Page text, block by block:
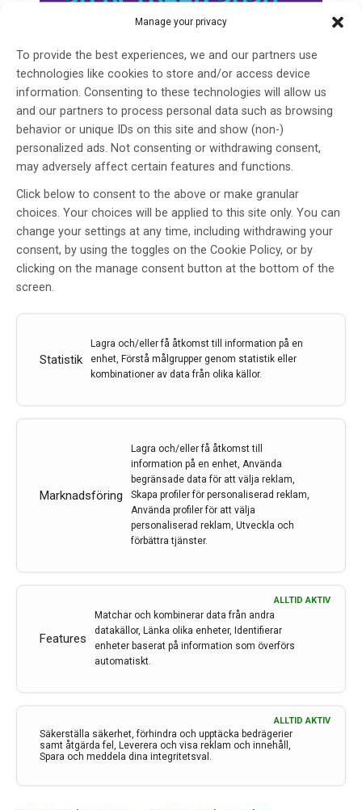
Manage your privacy
To provide the best experiences, we and our partners use
technologies like cookies to store and/or access device
information. Consenting to these technologies will allow us
and our partners to process personal data such as browsing
behavior or unique IDs on this site and show (non-)
personalized ads. Not consenting or withdrawing consent,
may adversely affect certain features and functions.
Click below to consent to the above or make granular
choices. Your choices will be applied to this site only. You can
change your settings at any time, including withdrawing your
consent, by using the toggles on the Cookie Policy, or by
clicking on the manage consent button at the bottom of the
screen.
Statistik
Lagra och/eller få åtkomst till information på en
enhet, Förstå målgrupper genom statistik eller
kombinationer av data från olika källor.
Marknadsföring
Lagra och/eller få åtkomst till
information på en enhet, Använda
begränsade data för att välja reklam,
Skapa profiler för personaliserad reklam,
Använda profiler för att välja
personaliserad reklam, Utveckla och
förbättra tjänster.
Features
ALLTID AKTIV
Matchar och kombinerar data från andra
datakällor, Länka olika enheter, Identifierar
enheter baserat på information som överförs
automatiskt.
Säkerställa säkerhet, förhindra och upptäcka bedrägerier
samt åtgärda fel, Leverera och visa reklam och innehåll,
Spara och meddela dina integritetsval.
ALLTID AKTIV
Aktuell svensk forskning om MS-behandlingar och
graviditet, Katharina Fink
Tisdagen 20 oktober 2020, kl. 12.00-13.00 Aktuell
svensk forskning om MS-behandlingar och graviditet
Katharina Fink, Neurolog vid Centrum […]
7 okt 2020
Bekräftad verkningseffekt och säkerhetsprofil - Nya
data för MS-läkemedlet MAVENCLAD® presenterades
COVID-19 och MS-läkemedel. Hur ser det ut för
våra patienter? , C. Dahle, J. Hillert | Merck
Charlotte Dahle, Överläkare vid Linköpings